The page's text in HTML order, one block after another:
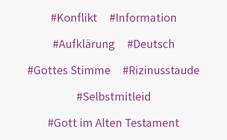
Konflikt
Information
Aufklärung
Deutsch
Gottes Stimme
Rizinusstaude
Selbstmitleid
Gott im Alten Testament